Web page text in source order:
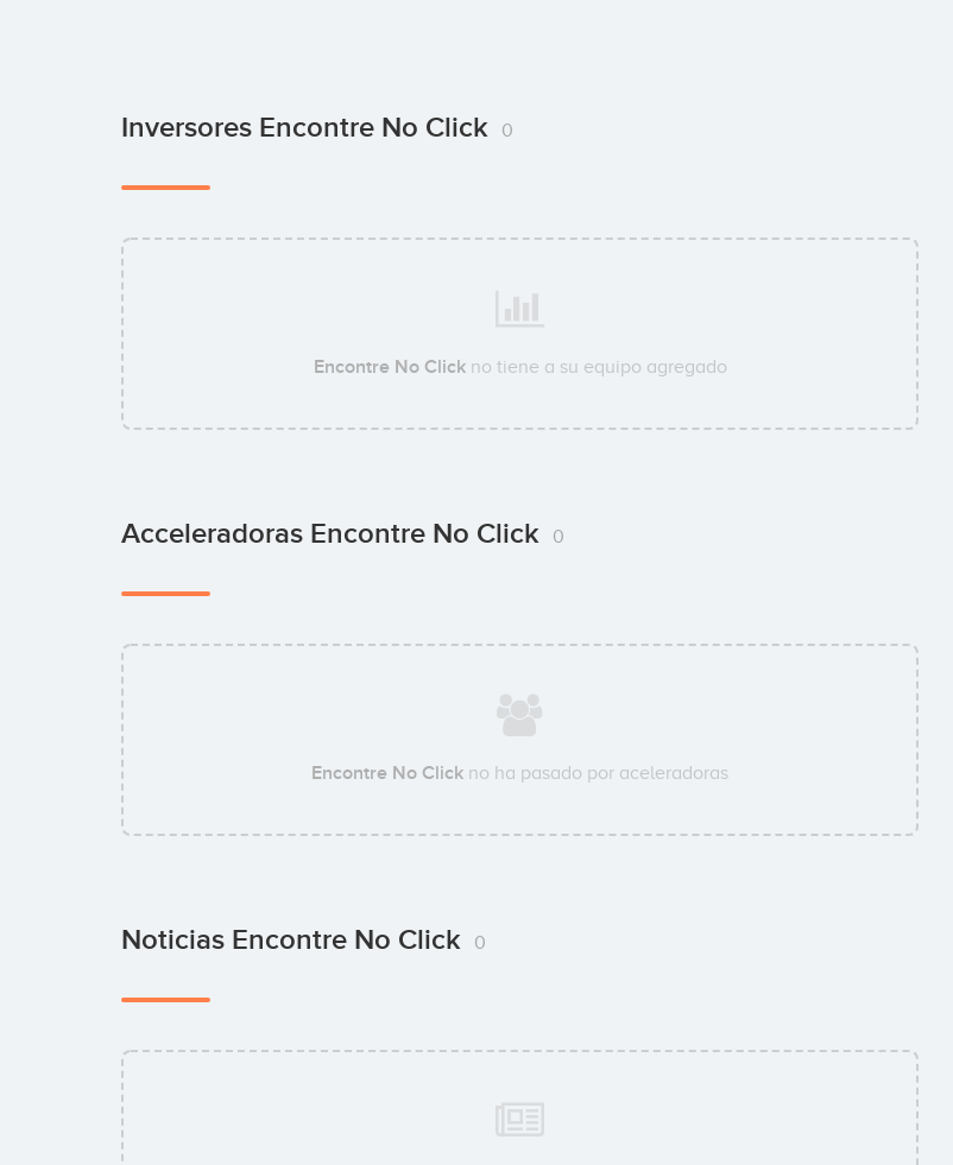
Inversores Encontre No Click 0
Encontre No Clickno tiene a su equipo agregado
Acceleradoras Encontre No Click 0
Encontre No Click no ha pasado por aceleradoras
Noticias Encontre No Click 0